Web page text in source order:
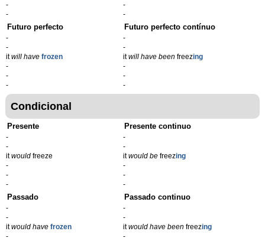
-
-
-
-
Futuro perfecto
-
-
itwill have frozen
-
-
-
Futuro perfecto contínuo
-
-
itwill have beenfreezing
-
-
-
Condicional
Presente
-
-
itwould freeze
-
-
-
Presente continuo
-
-
itwould befreezing
-
-
-
Passado
-
-
itwould have frozen
-
Passado continuo
-
-
itwould have beenfreezing
-